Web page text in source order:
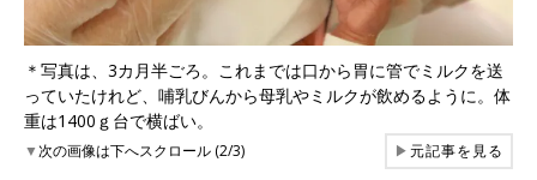
＊写真は、3カ月半ごろ。これまでは口から胃に管でミルクを送
っていたけれど、哺乳びんから母乳やミルクが飲めるように。体
重は1400ｇ台で横ばい。
▼次の画像は下へスクロール (2/3) ▶元記事を見る